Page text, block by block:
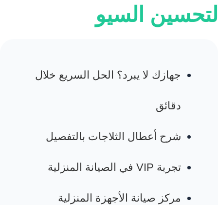
لتحسين السيو
جهازك لا يبرد؟ الحل السريع خلال
دقائق
شرح أعطال الثلاجات بالتفصيل
تجربة VIP في الصيانة المنزلية
مركز صيانة الأجهزة المنزلية